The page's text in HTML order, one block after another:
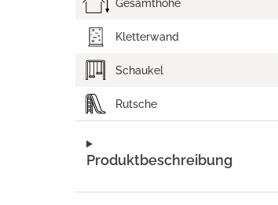
Produktbeschreibung
Gesamthöhe
Kletterwand
Schaukel
Rutsche